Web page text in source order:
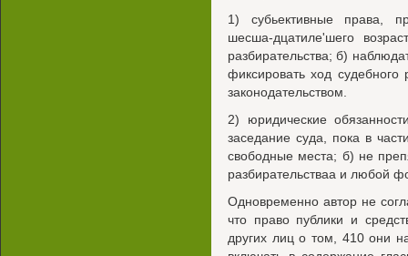
1) субьективные права,
шесша-дцатиле'шего
разбирательства; б)
фиксировать ход судебного
законодательством.
2) юридические
заседание суда, пока в
свободные места; б) не
разбирательстваа и любой
Одновременно автор не
что право публики и
других лиц о том, 410 они